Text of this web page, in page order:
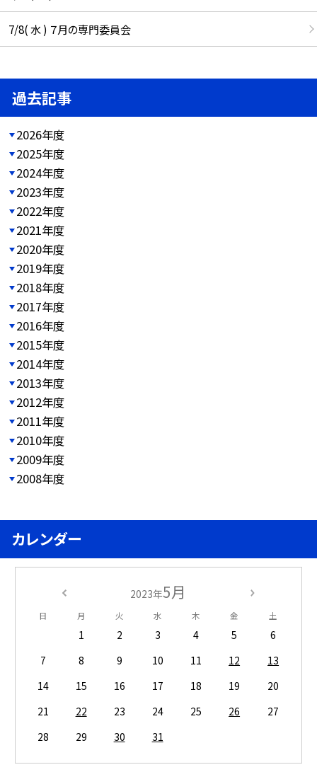
7/8( 水 ) ７月の専門委員会
過去記事
2026年度
2025年度
2024年度
2023年度
2022年度
2021年度
2020年度
2019年度
2018年度
2017年度
2016年度
2015年度
2014年度
2013年度
2012年度
2011年度
2010年度
2009年度
2008年度
カレンダー
2023年5月
日 月 火 水 木 金 土
1 2 3 4 5
6
7
8 9 10 11 12
13
14
15 16 17 18 19
20
21
22 23 24 25 26
27
28
29 30 31